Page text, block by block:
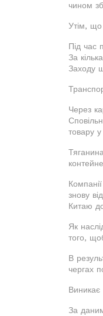
чином
Утім, що
Під час
За
Заходу
Через
товару
знову
Китаю
Як
того,
В
чергах
Виникає
За